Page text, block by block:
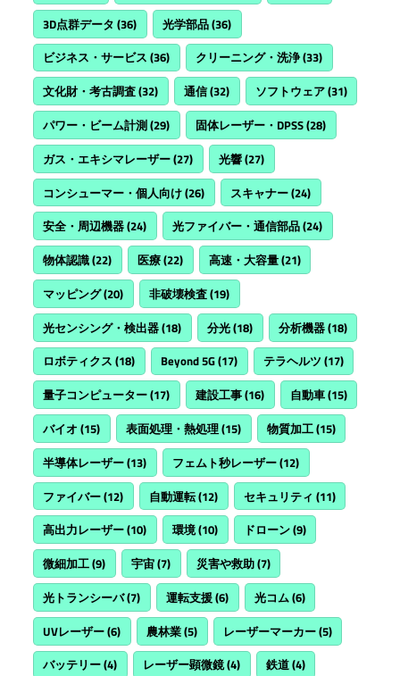
3D点群データ (36) 光学部品(36)
ビジネス・サービス (36) クリーニング・洗浄(33)
文化財・考古調査(32) 通信(32) ソフトウェア(31)
パワー・ビーム計測(29) 固体レーザー・DPSS(28)
ガス・エキシマレーザー(27) 光響(27)
コンシューマー・個人向け(26) スキャナー(24)
安全・周辺機器(24) 光ファイバー・通信部品(24)
物体認識(22) 医療(22) 高速・大容量(21)
マッピング(20) 非破壊検査(19)
光センシング・検出器(18) 分光(18) 分析機器(18)
ロボティクス (18) Beyond 5G(17) テラヘルツ (17)
量子コンピューター(17) 建設工事(16) 自動車(15)
バイオ (15) 表面処理・熱処理(15) 物質加工(15)
半導体レーザー(13) フェムト秒レーザー(12)
ファイバー(12) 自動運転(12) セキュリティ (11)
高出力レーザー(10) 環境(10) ドローン(9)
微細加工(9) 宇宙(7) 災害や救助(7)
光トランシーバ(7) 運転支援(6) 光コム(6)
UVレーザー(6) 農林業(5) レーザーマーカー(5)
バッテリー(4) レーザー顕微鏡(4) 鉄道(4)